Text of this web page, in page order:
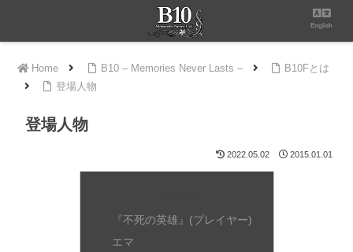
Home B10 – Memories Never Lasts –
B10Fとは
登場人物
登場人物
2022.05.02 2015.01.01
『不死の英雄』(プレイヤー)
エマ
English